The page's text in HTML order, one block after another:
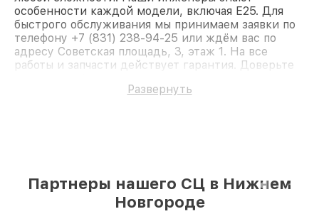
особенности каждой модели, включая E25. Для
быстрого обслуживания мы принимаем заявки по
телефону +7 (831) 238-94-25 или ждём вас по
адресу Советская площадь, 3, этаж 1. На все
работы и запчасти действует гарантия. Доверьте
Развернуть
Партнеры нашего СЦ в Нижнем
Новгороде